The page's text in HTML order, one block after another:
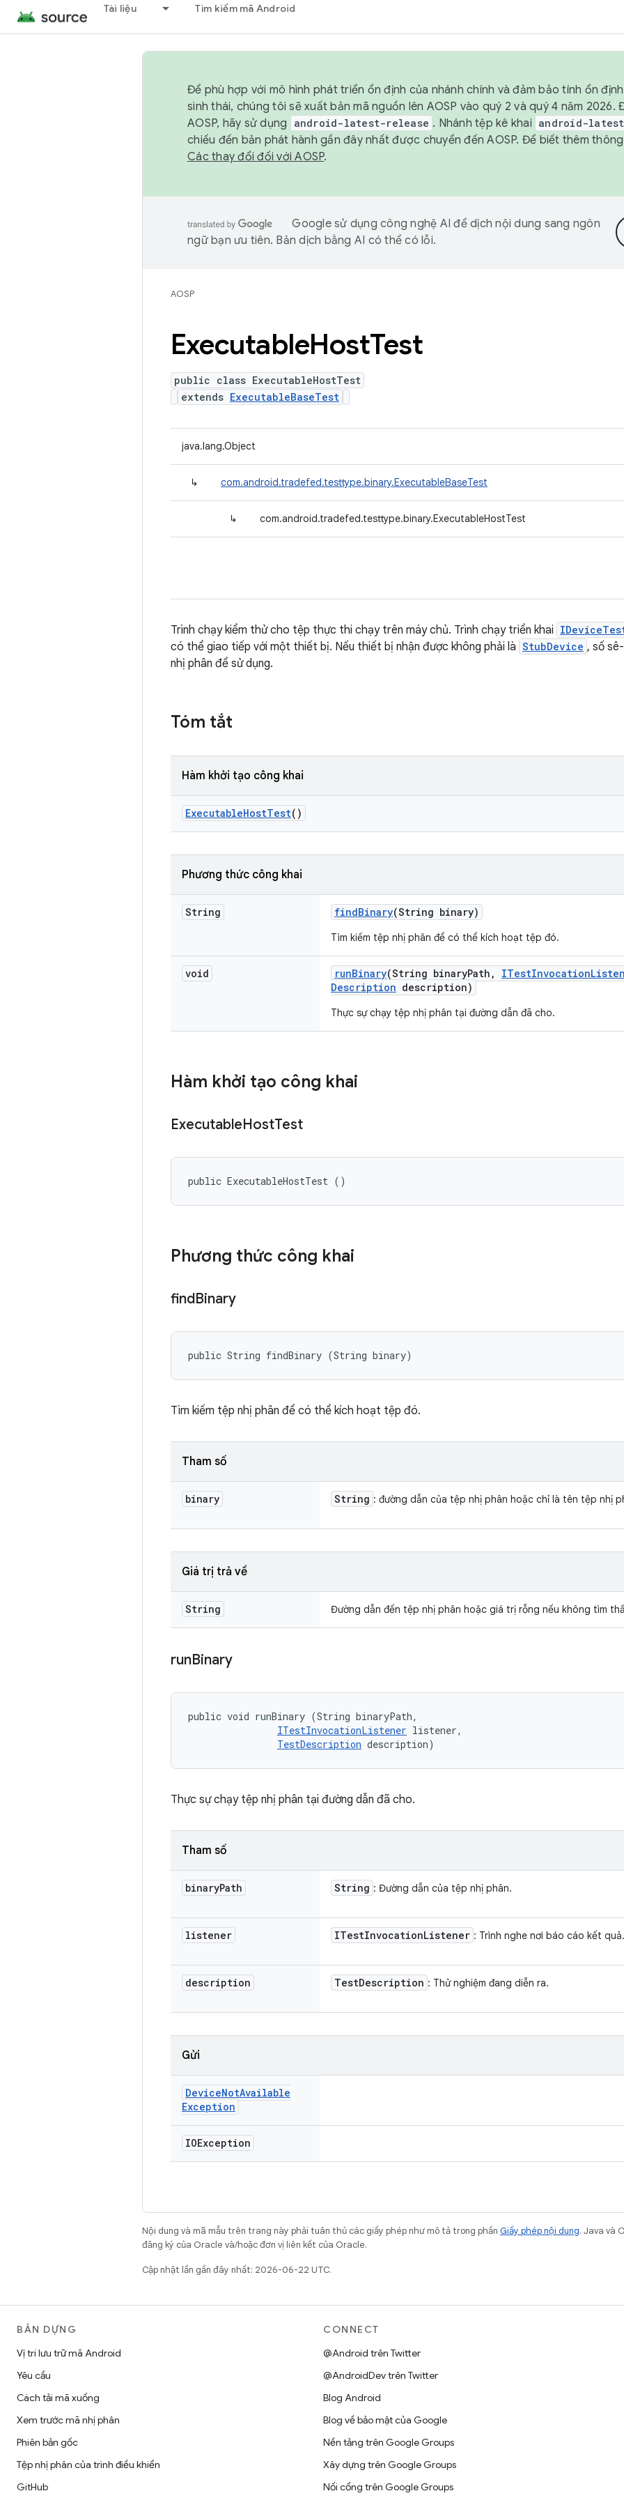
Tài liệu Tìm kiếm mã Android
Để phù hợp với mô hình phát triển ổn định của nhánh chính và đảm bảo tính ổn
sinh thái, chúng tôi sẽ xuất bản mã nguồn lên AOSP vào quý 2 và quý 4 năm
AOSP, hãy sử dụng
android-latest-release . Nhánh tệp kê khai android-
chiếu đến bản phát hành gần đây nhất được chuyển đến AOSP. Để biết thêm
Các thay đổi đối với AOSP.
Google sử dụng công nghệ AI để dịch nội dung sang ngôn
ngữ bạn ưu tiên. Bản dịch bằng AI có thể có lỗi.
AOSP
ExecutableHostTest
public class ExecutableHostTest
extends ExecutableBaseTest
java.lang.Object
↳ com.android.tradefed.testtype.binary.ExecutableBaseTest
↳ com.android.tradefed.testtype.binary.ExecutableHostTest
Trình chạy kiểm thử cho tệp thực thi chạy trên máy chủ. Trình chạy triển khai
có thể giao tiếp với một thiết bị. Nếu thiết bị nhận được không phải là StubDevice , số
nhị phân để sử dụng.
Tóm tắt
Hàm khởi tạo công khai
ExecutableHostTest()
Phương thức công khai
String findBinary(String binary)
Tìm kiếm tệp nhị phân để có thể kích hoạt tệp đó.
void runBinary(String binaryPath , ITestInvocation
Description description)
Thực sự chạy tệp nhị phân tại đường dẫn đã cho.
Hàm khởi tạo công khai
ExecutableHostTest
public ExecutableHostTest ()
Phương thức công khai
findBinary
public String findBinary (String binary)
Tìm kiếm tệp nhị phân để có thể kích hoạt tệp đó.
Tham số
binary String : đường dẫn của tệp nhị phân hoặc chỉ là tên tệp nhị
Giá trị trả về
String Đường dẫn đến tệp nhị phân hoặc giá trị rỗng nếu không tìm
runBinary
public void runBinary (String binaryPath,
ITestInvocationListener listener,
TestDescription description)
Thực sự chạy tệp nhị phân tại đường dẫn đã cho.
Tham số
binaryPath String : Đường dẫn của tệp nhị phân.
listener ITestInvocationListener : Trình nghe nơi báo cáo kết quả.
description TestDescription : Thử nghiệm đang diễn ra.
Gửi
DeviceNotAvailable
Exception
IOException
Nội dung và mã mẫu trên trang này phải tuân thủ các giấy phép như mô tả trong phần Giấy phép nội dung. Java và
đăng ký của Oracle và/hoặc đơn vị liên kết của Oracle.
Cập nhật lần gần đây nhất: 2026-06-22 UTC.
BẢN DỰNG
Vị trí lưu trữ mã Android
Yêu cầu
Cách tải mã xuống
Xem trước mã nhị phân
Phiên bản gốc
Tệp nhị phân của trình điều khiển
GitHub
CONNECT
@Android trên Twitter
@AndroidDev trên Twitter
Blog Android
Blog về bảo mật của Google
Nền tảng trên Google Groups
Xây dựng trên Google Groups
Nối cổng trên Google Groups